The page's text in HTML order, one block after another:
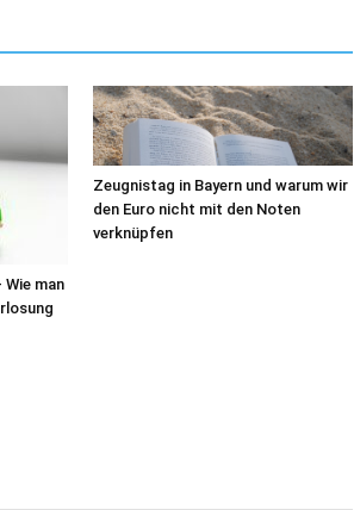
man
Zeugnistag in Bayern und warum wir
den Euro nicht mit den Noten
verknüpfen